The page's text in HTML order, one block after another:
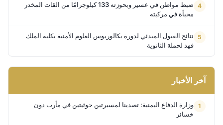
ضبط مواطن في عسير وبحوزته 133 كيلوجرامًا من القات المخدر
مخبأة في مركبته
نتائج القبول المبدئي لدورة بكالوريوس العلوم الأمنية بكلية الملك
فهد لحملة الثانوية
آخر الأخبار
وزارة الدفاع اليمنية: تصدينا لمسيرتين حوثيتين في مأرب دون
خسائر